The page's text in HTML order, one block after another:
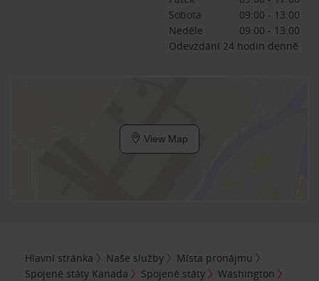
Sobota
09:00 - 13:00
Neděle
09:00 - 13:00
Odevzdání 24 hodin denně
View Map
Hlavní stránka Naše služby
Místa pronájmu
Spojené státy Kanada
Spojené státy
Washington